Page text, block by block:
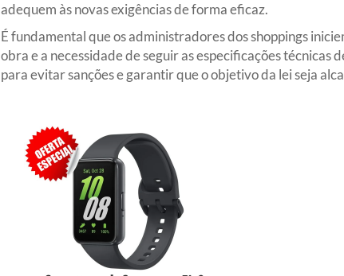
adequem às novas exigências de forma eficaz.
É fundamental que os administradores dos shoppings
obra e a necessidade de seguir as especificações
para evitar sanções e garantir que o objetivo da lei seja